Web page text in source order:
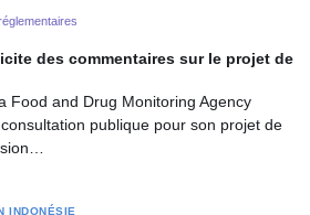
des commentaires sur le projet de
Food and Drug Monitoring Agency
publique pour son projet de
INDONÉSIE